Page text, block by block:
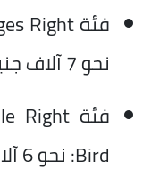
نحو 7 آلاف جنيه
Bird: نحو 6 آلاف جنيه